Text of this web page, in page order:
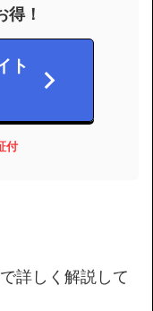
得！
ト
付
詳しく解説して